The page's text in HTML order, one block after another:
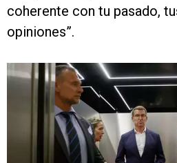
coherente con tu pasado,
opiniones”.